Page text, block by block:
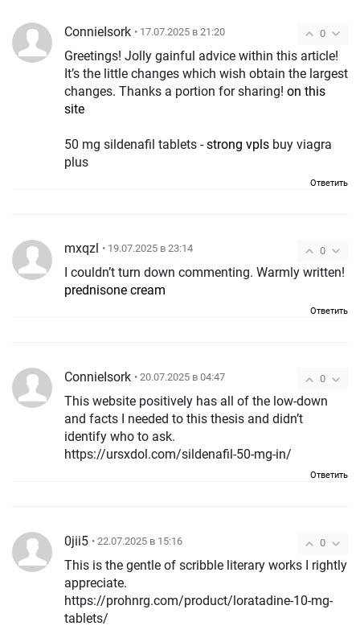
0
ConnieIsork • 17.07.2025 в 21:20
Greetings! Jolly gainful advice within this article!
It’s the little changes which wish obtain the largest
changes. Thanks a portion for sharing! on this
site
50 mg sildenafil tablets -strong vpls buy viagra
plus
Ответить
0
mxqzl • 19.07.2025 в 23:14
I couldn’t turn down commenting. Warmly written!
prednisone cream
Ответить
0
ConnieIsork • 20.07.2025 в 04:47
This website positively has all of the low-down
and facts I needed to this thesis and didn’t
identify who to ask.
https://ursxdol.com/sildenafil-50-mg-in/
Ответить
0
0jii5 • 22.07.2025 в 15:16
This is the gentle of scribble literary works I rightly
appreciate.
https://prohnrg.com/product/loratadine-10-mg-
tablets/